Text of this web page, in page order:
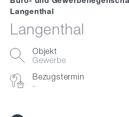
Langenthal
Langenthal
Objekt
Gewerbe
Bezugstermin
-